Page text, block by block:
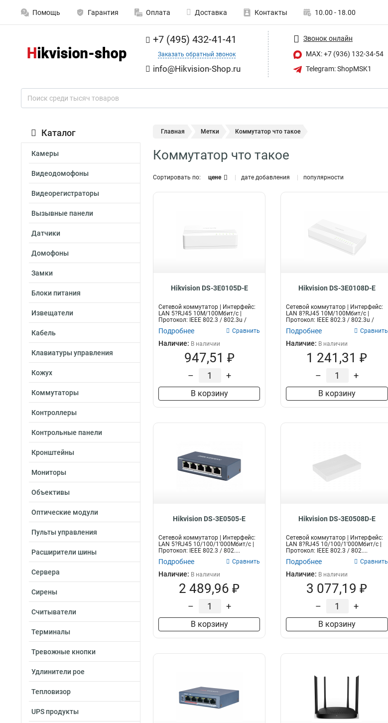
Помощь Гарантия Оплата Доставка Контакты 10.00 - 18.00
+7 (495) 432-41-41
Заказать обратный звонок
info@Hikvision-Shop.ru
Звонок онлайн
MAX: +7 (936) 132-34-54
Telegram: ShopMSK1
Каталог
Камеры
Видеодомофоны
Видеорегистраторы
Вызывные панели
Датчики
Домофоны
Замки
Блоки питания
Извещатели
Кабель
Клавиатуры управления
Кожух
Коммутаторы
Контроллеры
Контрольные панели
Кронштейны
Мониторы
Объективы
Оптические модули
Пульты управления
Расширители шины
Сервера
Сирены
Считыватели
Терминалы
Тревожные кнопки
Удлинители poe
Тепловизор
UPS продукты
Главная Метки Коммутатор что такое
Коммутатор что такое
Сортировать по: цене дате добавления популярности
Hikvision DS-3E0105D-E
Сетевой коммутатор | Интерфейс:
LAN 5?RJ45 10M/100Мбит/с |
Протокол: IEEE 802.3 / 802.3u /
Подробнее Сравнить
Наличие: В наличии
947,51 ₽
– +
В корзину
Hikvision DS-3E0108D-E
Сетевой коммутатор | Интерфейс:
LAN 8?RJ45 10M/100Мбит/с |
Протокол: IEEE 802.3 / 802.3u /
Подробнее Сравнить
Наличие: В наличии
1 241,31 ₽
– +
В корзину
Hikvision DS-3E0505-E
Сетевой коммутатор | Интерфейс:
LAN 5?RJ45 10/100/1'000Мбит/с |
Протокол: IEEE 802.3 / 802....
Подробнее Сравнить
Наличие: В наличии
2 489,96 ₽
– +
В корзину
Hikvision DS-3E0508D-E
Сетевой коммутатор | Интерфейс:
LAN 8?RJ45 10/100/1'000Мбит/с |
Протокол: IEEE 802.3 / 802....
Подробнее Сравнить
Наличие: В наличии
3 077,19 ₽
– +
В корзину